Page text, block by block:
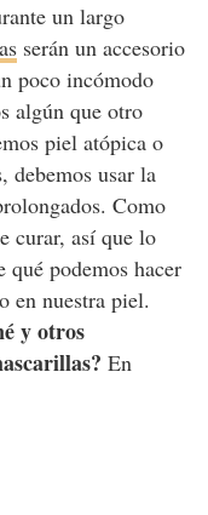
un largo
serán un accesorio
poco incómodo
algún que otro
piel atópica o
debemos usar la
Como
curar, así que lo
qué podemos hacer
en nuestra piel.
y otros
En